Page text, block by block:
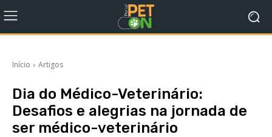
Início Artigos
Dia do Médico-Veterinário:
Desafios e alegrias na jornada de
ser médico-veterinário